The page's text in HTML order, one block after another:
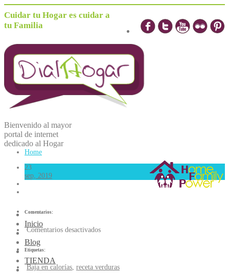
Cuidar tu Hogar es cuidar a
tu Familia
Bienvenido al mayor
portal de internet
dedicado al Hogar
Inicio
Blog
TIENDA
Home
23
sep, 2019
Comentarios:
Comentarios desactivados
Etiquetas:
Baja en calorías, receta verduras